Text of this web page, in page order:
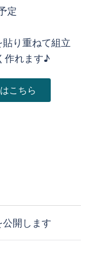
定
り重ねて組立
作れます♪
こちら
開します